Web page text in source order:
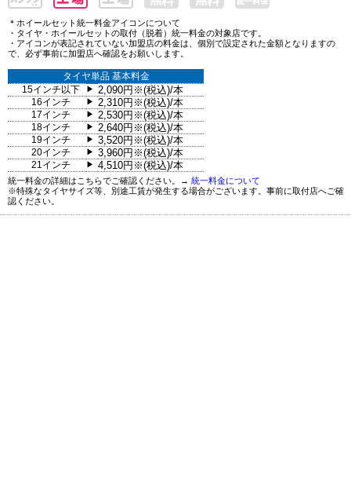
＊ホイールセット統一料金アイコンについて
・タイヤ・ホイールセットの取付（脱着）統一料金の対象店です。
・アイコンが表記されていない加盟店の料金は、個別で設定された金額となりますの
で、必ず事前に加盟店へ確認をお願いします。
タイヤ単品 基本料金
15インチ以下
▶ 2,090円※(税込)/本
16インチ ▶ 2,310円※(税込)/本
17インチ ▶ 2,530円※(税込)/本
18インチ ▶ 2,640円※(税込)/本
19インチ ▶ 3,520円※(税込)/本
20インチ ▶ 3,960円※(税込)/本
21インチ ▶ 4,510円※(税込)/本
統一料金の詳細はこちらでご確認ください。→ 統一料金について
※特殊なタイヤサイズ等、別途工賃が発生する場合がございます。事前に取付店へご確
認ください。